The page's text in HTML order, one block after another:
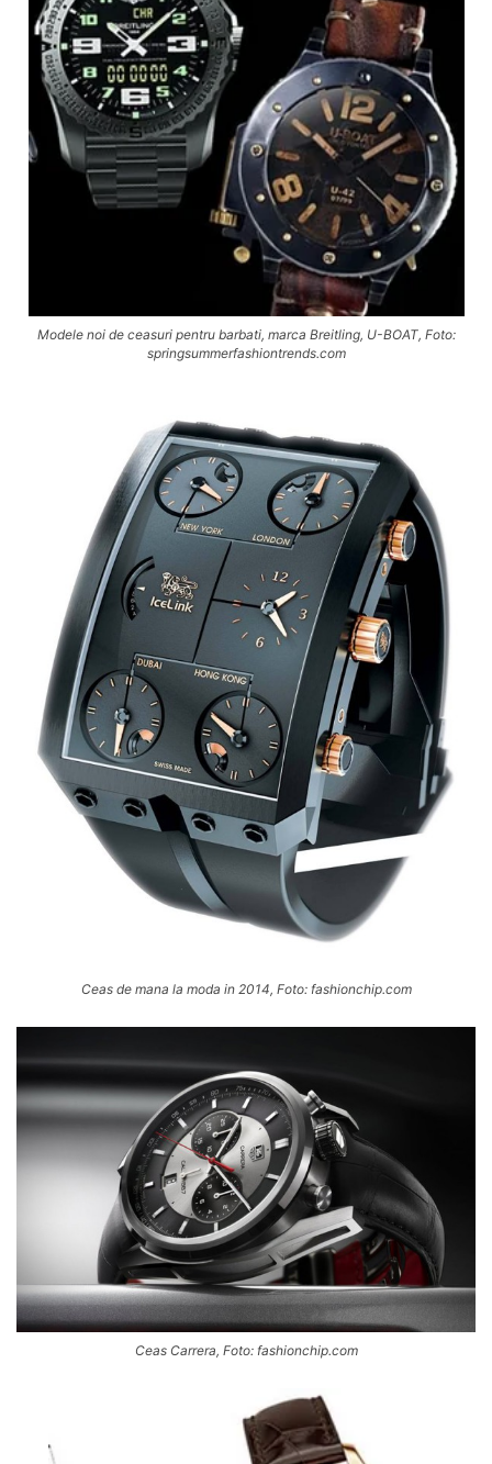
Modele noi de ceasuri pentru barbati, marca Breitling, U-BOAT, Foto:
springsummerfashiontrends.com
Ceas de mana la moda in 2014, Foto: fashionchip.com
Ceas Carrera, Foto: fashionchip.com